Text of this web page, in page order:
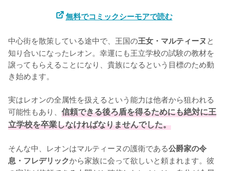
無料でコミックシーモアで読む
中心街を散策している途中で、王国の王女・マルティーヌと
知り合いになったレオン。幸運にも王立学校の試験の教材を
譲ってもらえることになり、貴族になるという目標のため動
き始めます。
実はレオンの全属性を扱えるという能力は他者から狙われる
可能性もあり、 信頼できる後ろ盾を得るためにも絶対に王
立学校を卒業しなければなりませんでした。
そんな中、レオンはマルティーヌの護衛である公爵家の令
息・フレデリックから家族に会って欲しいと頼まれます。彼